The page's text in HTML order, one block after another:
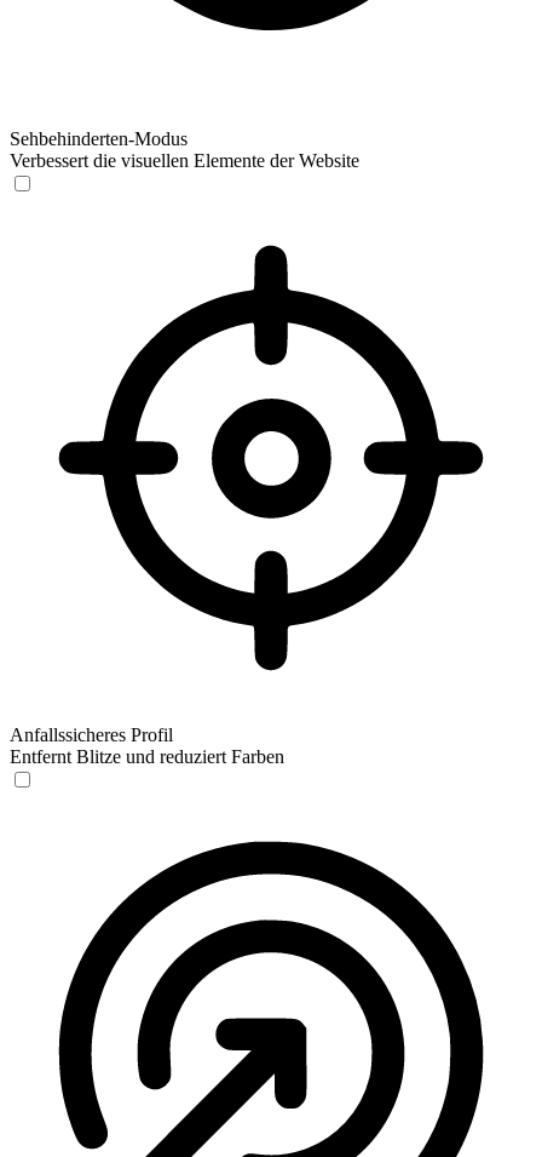
Sehbehinderten-Modus
Verbessert die visuellen Elemente der Website
Anfallssicheres Profil
Entfernt Blitze und reduziert Farben